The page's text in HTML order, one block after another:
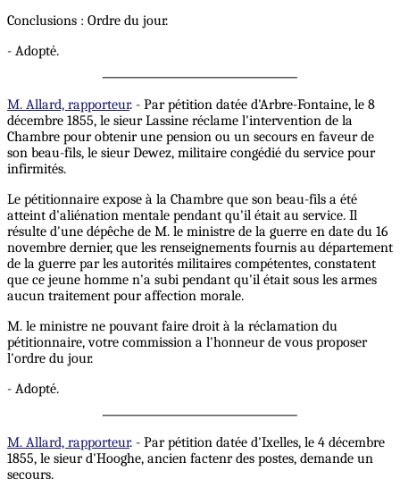
Conclusions : Ordre du jour.
- Adopté.
M. Allard, rapporteur. - Par pétition datée d'Arbre-Fontaine, le 8
décembre 1855, le sieur Lassine réclame l'intervention de la
Chambre pour obtenir une pension ou un secours en faveur de
son beau-fils, le sieur Dewez, militaire congédié du service pour
infirmités.
Le pétitionnaire expose à la Chambre que son beau-fils a été
atteint d'aliénation mentale pendant qu'il était au service. Il
résulte d'une dépêche de M. le ministre de la guerre en date du 16
novembre dernier, que les renseignements fournis au département
de la guerre par les autorités militaires compétentes, constatent
que ce jeune homme n'a subi pendant qu'il était sous les armes
aucun traitement pour affection morale.
M. le ministre ne pouvant faire droit à la réclamation du
pétitionnaire, votre commission a l'honneur de vous proposer
l'ordre du jour.
- Adopté.
M. Allard, rapporteur. - Par pétition datée d'Ixelles, le 4 décembre
1855, le sieur d'Hooghe, ancien factenr des postes, demande un
secours.